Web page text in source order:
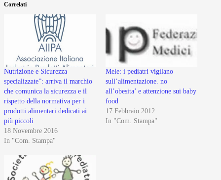
Correlati
Nutrizione e Sicurezza
specializzate”: arriva il marchio
che comunica la sicurezza e il
rispetto della normativa per i
prodotti alimentari dedicati ai
più piccoli
18 Novembre 2016
In "Com. Stampa"
Mele: i pediatri vigilano
sull’alimentazione. no
all’obesita’ e attenzione sui baby
food
17 Febbraio 2012
In "Com. Stampa"